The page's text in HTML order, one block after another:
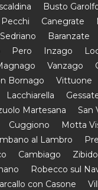
Busto
Pecchi
Canegrate
Sedriano Baranzate
Pero Inzago
Vanzago
Bornago
Vittuone
Lacchiarella
Martesana
San
Cuggiono Motta
al Lambro
Cambiago
Robecco sul
con Casone